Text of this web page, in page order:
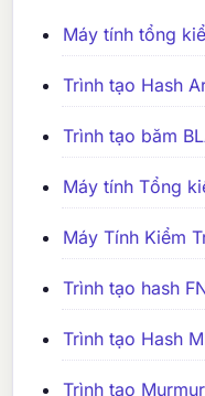
Máy tính tổng
Trình tạo Hash
Trình tạo băm
Máy tính Tổng
Máy Tính Kiểm
Trình tạo hash
Trình tạo Hash
Trình tạo